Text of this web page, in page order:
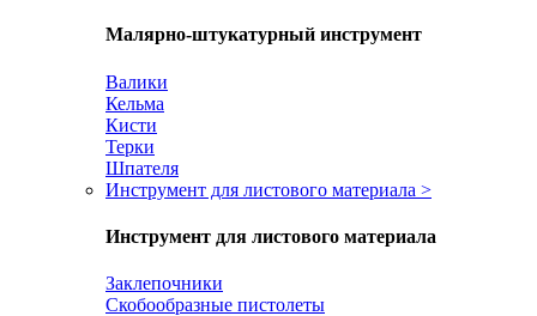
Малярно-штукатурный инструмент
Валики
Кельма
Кисти
Терки
Шпателя
Инструмент для листового материала >
Инструмент для листового материала
Заклепочники
Скобообразные пистолеты